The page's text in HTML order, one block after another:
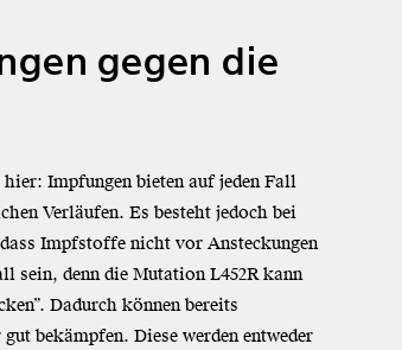
gegen die
Impfungen bieten auf jeden Fall
Verläufen. Es besteht jedoch bei
Impfstoffe nicht vor Ansteckungen
sein, denn die Mutation L452R kann
Dadurch können bereits
bekämpfen. Diese werden entweder